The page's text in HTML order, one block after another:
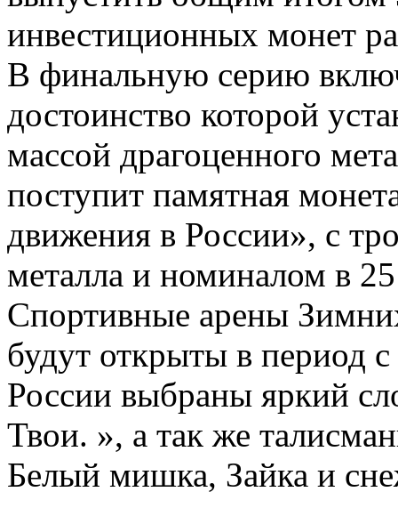
инвестиционных монет
В финальную серию
достоинство которой
массой драгоценного
поступит памятная
движения в России», с
металла и номиналом в
Спортивные арены
будут открыты в период
России выбраны яркий
Твои. », а так же
Белый мишка, Зайка и